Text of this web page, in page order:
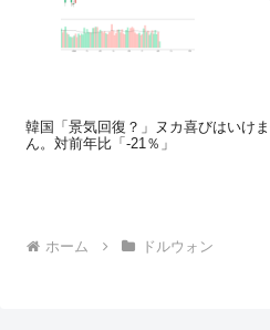
韓国「景気回復？」ヌカ喜びはいけ
ん。対前年比「-21％」
ホーム ドルウォン